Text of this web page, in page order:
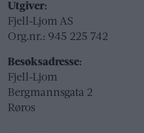
Utgiver:
Fjell-Ljom AS
Org.nr.: 945 225 742
Besøksadresse:
Fjell-Ljom
Bergmannsgata 2
Røros